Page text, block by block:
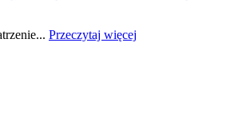
Przeczytaj więcej